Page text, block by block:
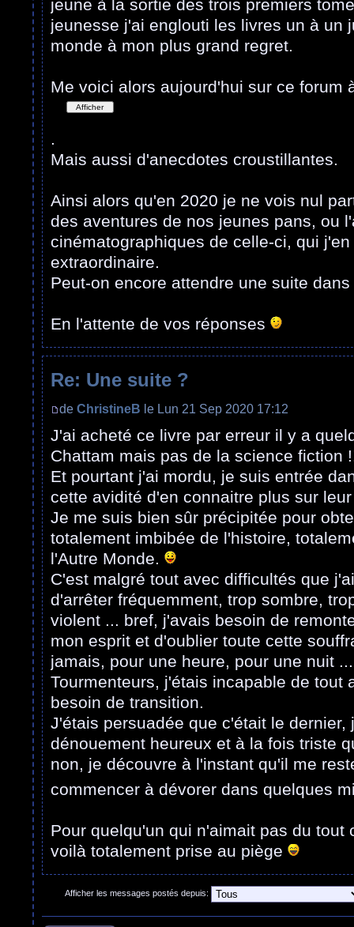
jeune à la sortie des trois premiers
jeunesse j'ai englouti les livres un à un
monde à mon plus grand regret.
Me voici alors aujourd'hui sur ce forum
.
Mais aussi d'anecdotes croustillantes.
Ainsi alors qu'en 2020 je ne vois nul
des aventures de nos jeunes pans, ou
cinématographiques de celle-ci, qui
extraordinaire.
Peut-on encore attendre une suite
En l'attente de vos réponses
Re: Une suite ?
de ChristineB le Lun 21 Sep 2020 17:12
J'ai acheté ce livre par erreur il y a
Chattam mais pas de la science fiction
Et pourtant j'ai mordu, je suis entrée
cette avidité d'en connaitre plus sur
Je me suis bien sûr précipitée pour
totalement imbibée de l'histoire,
l'Autre Monde.
C'est malgré tout avec difficultés que
d'arrêter fréquemment, trop sombre,
violent ... bref, j'avais besoin de
mon esprit et d'oublier toute cette
jamais, pour une heure, pour une nuit
Tourmenteurs, j'étais incapable de tout
besoin de transition.
J'étais persuadée que c'était le dernier,
dénouement heureux et à la fois triste
non, je découvre à l'instant qu'il me
commencer à dévorer dans quelques
Pour quelqu'un qui n'aimait pas du tout
voilà totalement prise au piège
Afficher les messages postés depuis: